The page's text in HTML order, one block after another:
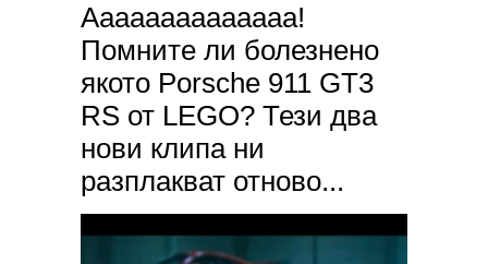
Аааааааааааааа!
Помните ли болезнено
якото Porsche 911 GT3
RS от LEGO? Тези два
нови клипа ни
разплакват отново...